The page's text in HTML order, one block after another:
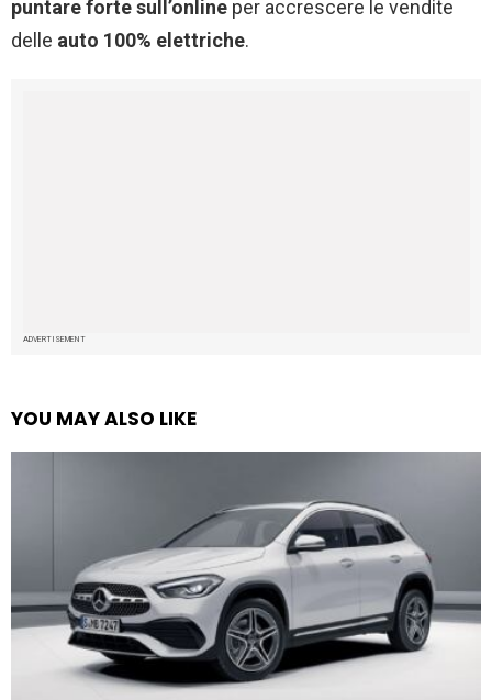
puntare forte sull’online per accrescere le vendite
delle auto 100% elettriche.
ADVERTISEMENT
YOU MAY ALSO LIKE